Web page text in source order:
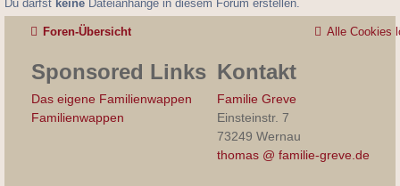
Du darfst keine Dateianhänge in diesem Forum erstellen.
Foren-Übersicht Alle Cookies
Sponsored Links
Das eigene Familienwappen
Familienwappen
Kontakt
Familie Greve
Einsteinstr. 7
73249 Wernau
thomas @ familie-greve.de